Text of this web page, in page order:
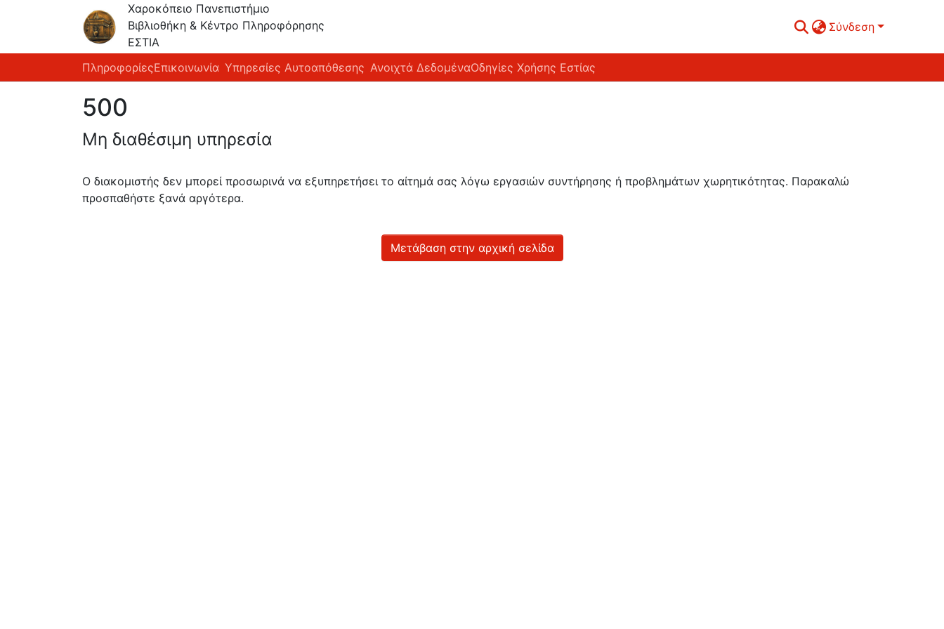
Χαροκόπειο Πανεπιστήμιο
Βιβλιοθήκη & Κέντρο Πληροφόρησης
ΕΣΤΙΑ
Σύνδεση
ΠληροφορίεςΕπικοινωνία Υπηρεσίες Αυτοαπόθεσης Ανοιχτά ΔεδομέναΟδηγίες Χρήσης Εστίας
500
Μη διαθέσιμη υπηρεσία
Ο διακομιστής δεν μπορεί προσωρινά να εξυπηρετήσει το αίτημά σας λόγω εργασιών συντήρησης ή προβλημάτων χωρητικότητας. Παρακαλώ
προσπαθήστε ξανά αργότερα.
Μετάβαση στην αρχική σελίδα